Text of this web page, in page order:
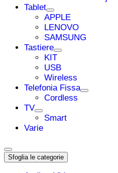
Tablet
APPLE
LENOVO
SAMSUNG
Tastiere
KIT
USB
Wireless
Telefonia Fissa
Cordless
TV
Smart
Varie
Sfoglia le categorie